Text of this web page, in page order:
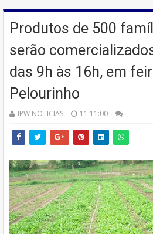
Produtos de 500
serão
das 9h às 16h, em
Pelourinho
IPW NOTICIAS 11:11:00